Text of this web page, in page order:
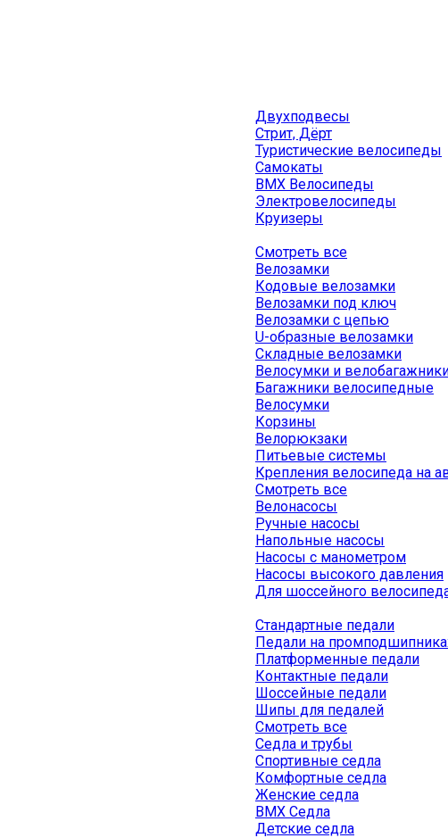
Двухподвесы
Стрит, Дёрт
Туристические велосипеды
Самокаты
BMX Велосипеды
Электровелосипеды
Круизеры
Смотреть все
Велозамки
Кодовые велозамки
Велозамки под ключ
Велозамки с цепью
U-образные велозамки
Складные велозамки
Велосумки и
Багажники велосипедные
Велосумки
Корзины
Велорюкзаки
Питьевые системы
Крепления велосипеда на
Смотреть все
Велонасосы
Ручные насосы
Напольные насосы
Насосы с манометром
Насосы высокого давления
Для шоссейного
Стандартные педали
Педали на
Платформенные педали
Контактные педали
Шоссейные педали
Шипы для педалей
Смотреть все
Седла и трубы
Спортивные седла
Комфортные седла
Женские седла
BMX Седла
Детские седла